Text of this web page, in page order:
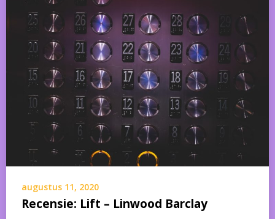
augustus 11, 2020
Recensie: Lift – Linwood Barclay